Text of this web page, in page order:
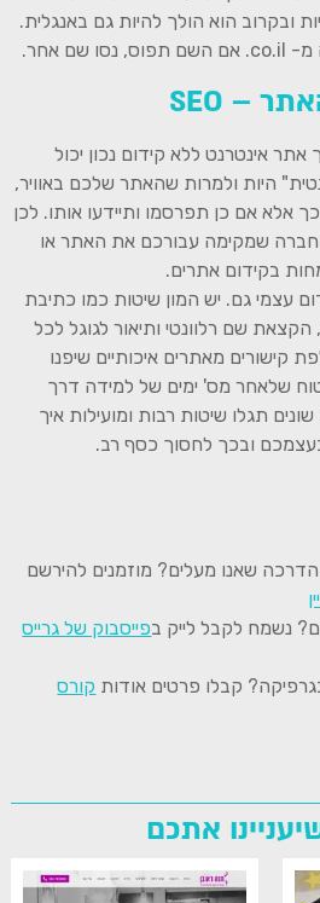
אינטרנט ללא קידום נכון יכול
היות ולמרות שהאתר שלכם באוויר,
אלא אם כן תפרסמו ותיידעו אותו. לכן
שמקימה עבורכם את האתר או
בקידום אתרים.
עצמי גם. יש המון שיטות כמו כתיבת
הקצאת שם רלוונטי ותיאור לגוגל לכל
מאתרים איכותיים שיפנו
שלאחר מס' ימים של למידה דרך
תגלו שיטות רבות ומועילות איך
ובכך לחסוך כסף רב.
שאנו מעלים? מוזמנים להירשם
נשמח לקבל לייק בפייסבוק של גרייס
קבלו פרטים אודות קורס
אתכם